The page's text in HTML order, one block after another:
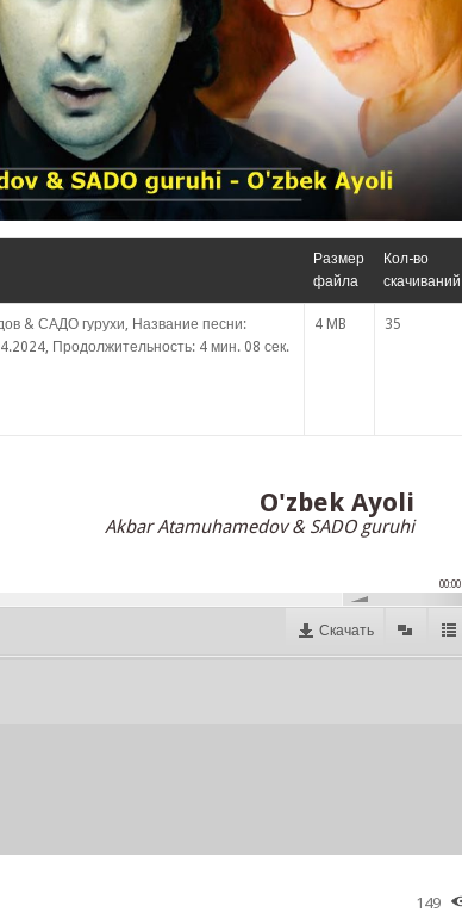
Размер
файла
Кол-во
скачиваний
& САДО гурухи, Название песни:
Продолжительность: 4 мин. 08 сек.
4 MB 35
O'zbek Ayoli
Akbar Atamuhamedov & SADO guruhi
00:00
Скачать
149